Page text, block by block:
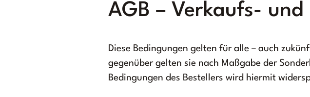
AGB – Verkaufs-
Diese Bedingungen gelten für alle – auch
gegenüber gelten sie nach Maßgabe der
Bedingungen des Bestellers wird hiermit